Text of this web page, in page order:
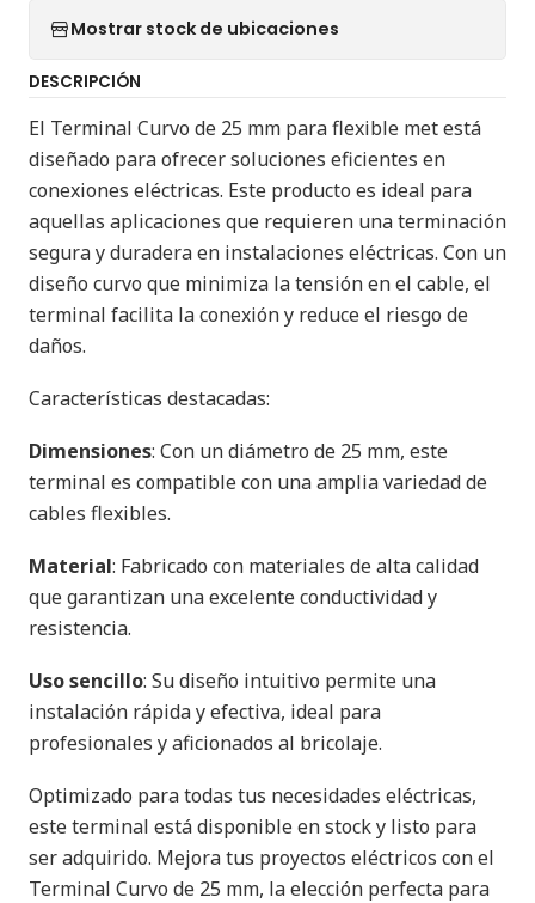
Mostrar stock de ubicaciones
DESCRIPCIÓN
El Terminal Curvo de 25 mm para flexible met está
diseñado para ofrecer soluciones eficientes en
conexiones eléctricas. Este producto es ideal para
aquellas aplicaciones que requieren una terminación
segura y duradera en instalaciones eléctricas. Con un
diseño curvo que minimiza la tensión en el cable, el
terminal facilita la conexión y reduce el riesgo de
daños.
Características destacadas:
Dimensiones: Con un diámetro de 25 mm, este
terminal es compatible con una amplia variedad de
cables flexibles.
Material: Fabricado con materiales de alta calidad
que garantizan una excelente conductividad y
resistencia.
Uso sencillo: Su diseño intuitivo permite una
instalación rápida y efectiva, ideal para
profesionales y aficionados al bricolaje.
Optimizado para todas tus necesidades eléctricas,
este terminal está disponible en stock y listo para
ser adquirido. Mejora tus proyectos eléctricos con el
Terminal Curvo de 25 mm, la elección perfecta para